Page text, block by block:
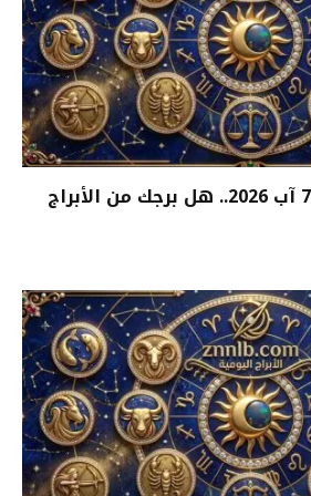
حظك اليوم الجمعة 7 آب 2026.. هل برجك من الأبراج